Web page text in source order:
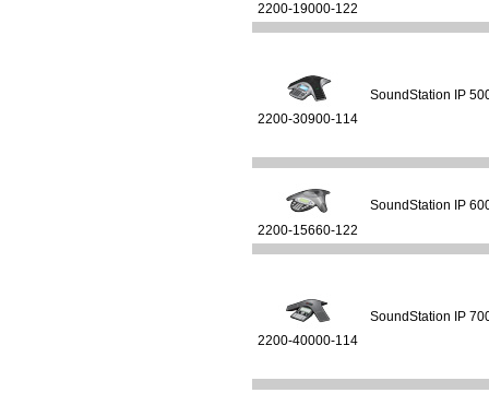
2200-19000-122
2200-30900-114
SoundStation IP
2200-15660-122
SoundStation IP
2200-40000-114
SoundStation IP